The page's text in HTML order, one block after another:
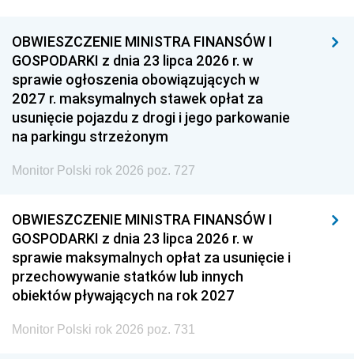
OBWIESZCZENIE MINISTRA FINANSÓW I
GOSPODARKI z dnia 23 lipca 2026 r. w
sprawie ogłoszenia obowiązujących w
2027 r. maksymalnych stawek opłat za
usunięcie pojazdu z drogi i jego parkowanie
na parkingu strzeżonym
Monitor Polski rok 2026 poz. 727
OBWIESZCZENIE MINISTRA FINANSÓW I
GOSPODARKI z dnia 23 lipca 2026 r. w
sprawie maksymalnych opłat za usunięcie i
przechowywanie statków lub innych
obiektów pływających na rok 2027
Monitor Polski rok 2026 poz. 731